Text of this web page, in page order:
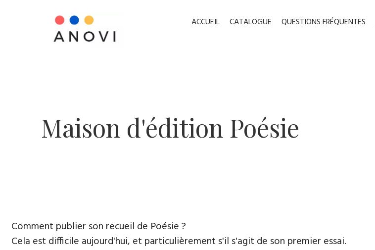
ACCUEIL CATALOGUE QUESTIONS FRÉQUENTES
​Maison d'édition ​Poésie
​Comment publier son recueil de Poésie ?
Cela est difficile aujourd'hui, et particulièrement s'il s'agit de son premier essai.